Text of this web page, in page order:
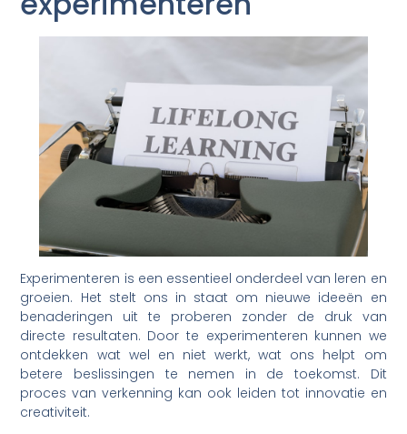
Experimenteren is een essentieel onderdeel van leren en
groeien. Het stelt ons in staat om nieuwe ideeën en
benaderingen uit te proberen zonder de druk van
directe resultaten. Door te experimenteren kunnen we
ontdekken wat wel en niet werkt, wat ons helpt om
betere beslissingen te nemen in de toekomst. Dit
proces van verkenning kan ook leiden tot innovatie en
creativiteit.